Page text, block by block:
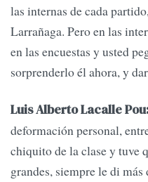
las internas de cada
Larrañaga. Pero en las
en las encuestas y usted
sorprenderlo él ahora, y
Luis Alberto Lacalle
deformación personal,
chiquito de la clase y tuve
grandes, siempre le di